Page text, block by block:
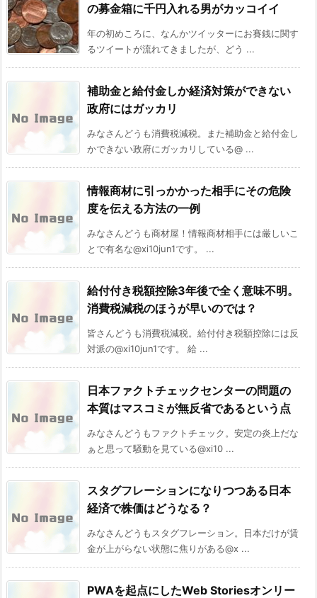
の募金箱に千円入れる男がカッコイイ
年の初めころに、なんかツイッターにお賽銭に関す
るツイートが流れてきましたが、どう ...
補助金と給付金しか経済対策ができない
政府にはガッカリ
みなさんどうも消費税減税。また補助金と給付金し
かできない政府にガッカリしている@ ...
情報商材に引っかかった相手にその危険
度を伝える方法の一例
みなさんどうも商材屋！情報商材相手には厳しいこ
とで有名な@xi10jun1です。 ...
給付付き税額控除3年後で全く意味不明。
消費税減税のほうが早いのでは？
皆さんどうも消費税減税。給付付き税額控除には反
対派の@xi10jun1です。 給 ...
日本ファクトチェックセンターの問題の
本質はマスコミが無反省であるという点
みなさんどうもファクトチェック。安定の炎上だな
ぁと思って騒動を見ている@xi10 ...
スタグフレーションになりつつある日本
経済で株価はどうなる？
みなさんどうもスタグフレーション。日本だけが賃
金が上がらない状態に焦りがある@x ...
PWAを起点にしたWeb Storiesオンリー